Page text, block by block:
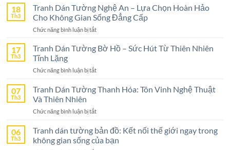
Dán
Tường
Ninh
Bình
Lựa
Không
Sống
18
Th3
Tranh Dán Tường Nghệ An – Lựa Chọn Hoàn Hảo
Cho Không Gian Sống Đẳng Cấp
Chức năng bình luận bị tắtở
Dán
An
Lựa
Không
Gian
17
Th3
Tranh Dán Tường Bờ Hồ – Sức Hút Từ Thiên Nhiên
Tĩnh Lặng
Chức năng bình luận bị tắtở
Dán
Hồ
Sức
Hút
07
Th3
Tranh Dán Tường Thanh Hóa: Tôn Vinh Nghệ Thuật
Và Thiên Nhiên
Chức năng bình luận bị tắtở
Dán
Tường
Thanh
06
Th3
Tranh dán tường bản đồ: Kết nối thế giới ngay trong
không gian sống của bạn